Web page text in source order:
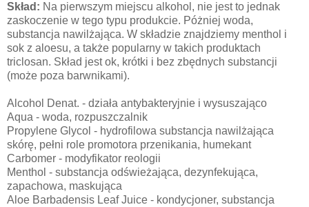
Skład: Na pierwszym miejscu alkohol, nie jest to jednak
zaskoczenie w tego typu produkcie. Póżniej woda,
substancja nawilżająca. W składzie znajdziemy menthol i
sok z aloesu, a także popularny w takich produktach
triclosan. Skład jest ok, krótki i bez zbędnych substancji
(może poza barwnikami).
Alcohol Denat. - działa antybakteryjnie i wysuszająco
Aqua - woda, rozpuszczalnik
Propylene Glycol - hydrofilowa substancja nawilżająca
skórę, pełni role promotora przenikania, humekant
Carbomer - modyfikator reologii
Menthol - substancja odświeżająca, dezynfekująca,
zapachowa, maskująca
Aloe Barbadensis Leaf Juice - kondycjoner, substancja